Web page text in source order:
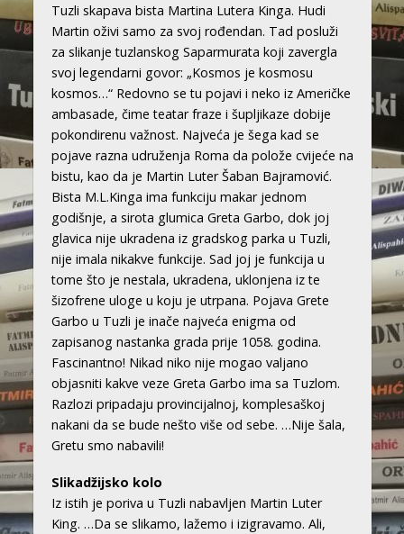
Tuzli skapava bista Martina Lutera Kinga. Hudi
Martin oživi samo za svoj rođendan. Tad posluži
za slikanje tuzlanskog Saparmurata koji zavergla
svoj legendarni govor: „Kosmos je kosmosu
kosmos…“ Redovno se tu pojavi i neko iz Američke
ambasade, čime teatar fraze i šupljikaze dobije
pokondirenu važnost. Najveća je šega kad se
pojave razna udruženja Roma da polože cvijeće na
bistu, kao da je Martin Luter Šaban Bajramović.
Bista M.L.Kinga ima funkciju makar jednom
godišnje, a sirota glumica Greta Garbo, dok joj
glavica nije ukradena iz gradskog parka u Tuzli,
nije imala nikakve funkcije. Sad joj je funkcija u
tome što je nestala, ukradena, uklonjena iz te
šizofrene uloge u koju je utrpana. Pojava Grete
Garbo u Tuzli je inače najveća enigma od
zapisanog nastanka grada prije 1058. godina.
Fascinantno! Nikad niko nije mogao valjano
objasniti kakve veze Greta Garbo ima sa Tuzlom.
Razlozi pripadaju provincijalnoj, komplesaškoj
nakani da se bude nešto više od sebe. …Nije šala,
Gretu smo nabavili!
Slikadžijsko kolo
Iz istih je poriva u Tuzli nabavljen Martin Luter
King. …Da se slikamo, lažemo i izigravamo. Ali,